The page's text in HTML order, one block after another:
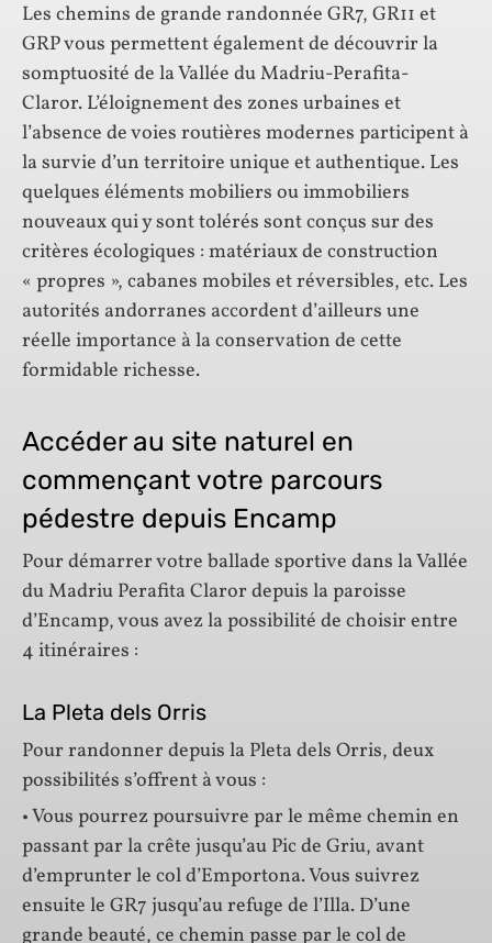
Les chemins de grande randonnée GR7, GR11 et
GRP vous permettent également de découvrir la
somptuosité de la Vallée du Madriu-Perafita-
Claror. L’éloignement des zones urbaines et
l’absence de voies routières modernes participent à
la survie d’un territoire unique et authentique. Les
quelques éléments mobiliers ou immobiliers
nouveaux qui y sont tolérés sont conçus sur des
critères écologiques : matériaux de construction
« propres », cabanes mobiles et réversibles, etc. Les
autorités andorranes accordent d’ailleurs une
réelle importance à la conservation de cette
formidable richesse.
Accéder au site naturel en
commençant votre parcours
pédestre depuis Encamp
Pour démarrer votre ballade sportive dans la Vallée
du Madriu Perafita Claror depuis la paroisse
d’Encamp, vous avez la possibilité de choisir entre
4 itinéraires :
La Pleta dels Orris
Pour randonner depuis la Pleta dels Orris, deux
possibilités s’offrent à vous :
• Vous pourrez poursuivre par le même chemin en
passant par la crête jusqu’au Pic de Griu, avant
d’emprunter le col d’Emportona. Vous suivrez
ensuite le GR7 jusqu’au refuge de l’Illa. D’une
grande beauté, ce chemin passe par le col de